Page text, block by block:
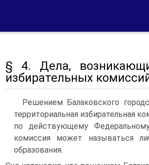
§ 4. Дела,
избирательных
Решением Балаковского
территориальная избирательная
по действующему
комиссия может называться
образования.